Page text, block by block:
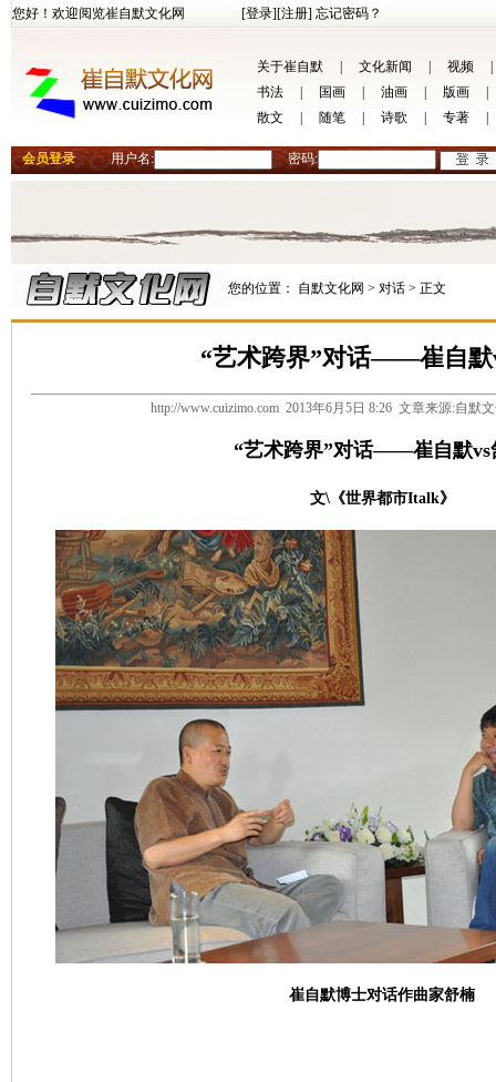
您好！欢迎阅览崔自默文化网 [登录][注册] 忘记密码？
关于崔自默 文化新闻 视频
书法
国画 油画 版画
散文
随笔 诗歌 专著
会员登录 用户名: 密码:
您的位置： 自默文化网 > 对话 > 正文
“艺术跨界”对话——崔自默
http://www.cuizimo.com 2013年6月5日 8:26 文章来源:自默
“艺术跨界”对话——崔自默vs
文\《世界都市Italk》
崔自默博士对话作曲家舒楠